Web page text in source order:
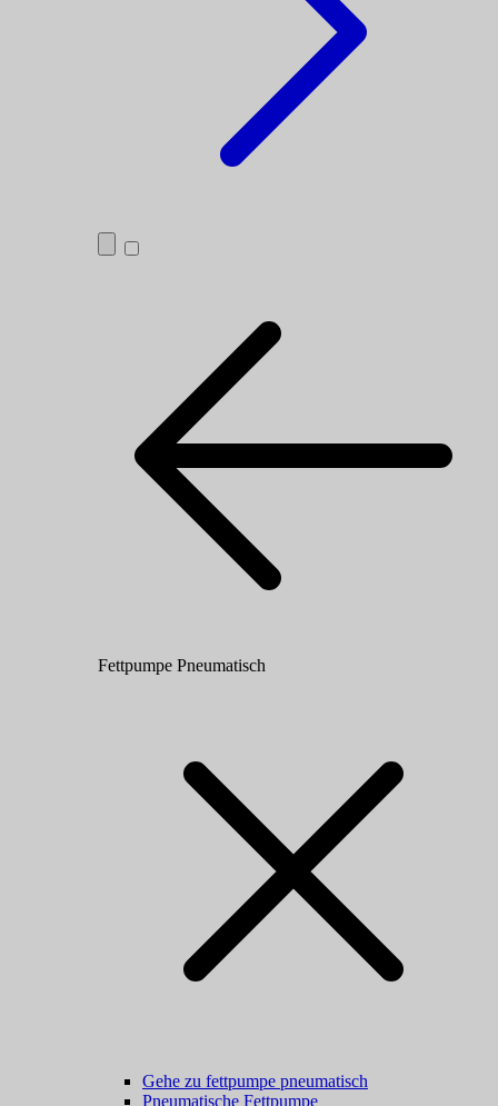
Fettpumpe Pneumatisch
Gehe zu fettpumpe pneumatisch
Pneumatische Fettpumpe